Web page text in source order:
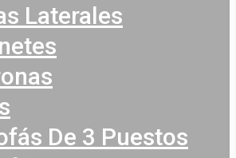
Laterales
De 3 Puestos